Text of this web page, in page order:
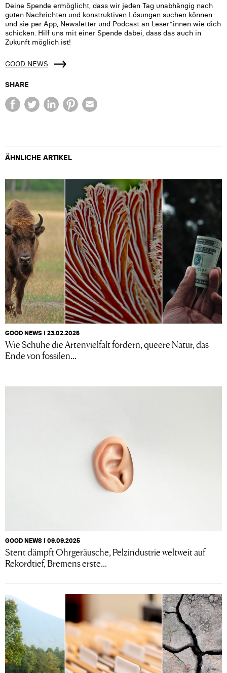
Deine Spende ermöglicht, dass wir jeden Tag unabhängig nach
guten Nachrichten und konstruktiven Lösungen suchen können
und sie per App, Newsletter und Podcast an Leser*innen wie dich
schicken. Hilf uns mit einer Spende dabei, dass das auch in
Zukunft möglich ist!
GOOD NEWS
SHARE
ÄHNLICHE ARTIKEL
GOOD NEWS I 23.02.2025
Wie Schuhe die Artenvielfalt fördern, queere Natur, das
Ende von fossilen...
GOOD NEWS I 09.09.2025
Stent dämpft Ohrgeräusche, Pelzindustrie weltweit auf
Rekordtief, Bremens erste...